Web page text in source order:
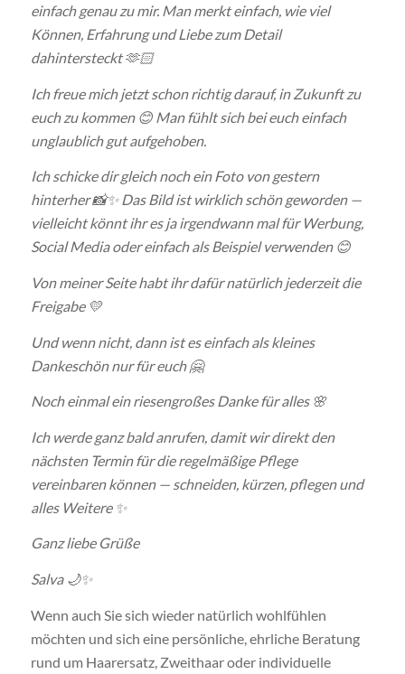
einfach genau zu mir. Man merkt einfach, wie viel
Können, Erfahrung und Liebe zum Detail
dahintersteckt 🫶🏻
Ich freue mich jetzt schon richtig darauf, in Zukunft zu
euch zu kommen 😊 Man fühlt sich bei euch einfach
unglaublich gut aufgehoben.
Ich schicke dir gleich noch ein Foto von gestern
hinterher 📸✨Das Bild ist wirklich schön geworden —
vielleicht könnt ihr es ja irgendwann mal für Werbung,
Social Media oder einfach als Beispiel verwenden 😊
Von meiner Seite habt ihr dafür natürlich jederzeit die
Freigabe 💛
Und wenn nicht, dann ist es einfach als kleines
Dankeschön nur für euch 🤗
Noch einmal ein riesengroßes Danke für alles 🌸
Ich werde ganz bald anrufen, damit wir direkt den
nächsten Termin für die regelmäßige Pflege
vereinbaren können — schneiden, kürzen, pflegen und
alles Weitere ✨
Ganz liebe Grüße
Salva 🌙✨
Wenn auch Sie sich wieder natürlich wohlfühlen
möchten und sich eine persönliche, ehrliche Beratung
rund um Haarersatz, Zweithaar oder individuelle